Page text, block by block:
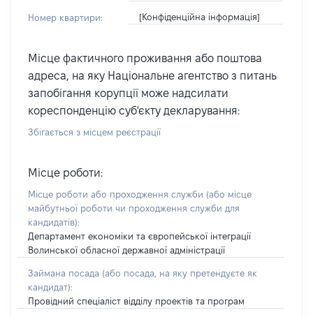
Номер квартири: [Конфіденційна інформація]
Місце фактичного проживання або поштова
адреса, на яку Національне агентство з питань
запобігання корупції може надсилати
кореспонденцію суб'єкту декларування:
Збігається з місцем реєстрації
Місце роботи:
Місце роботи або проходження служби (або місце
майбутньої роботи чи проходження служби для
кандидатів):
Департамент економіки та європейської інтеграції
Волинської обласної державної адміністрації
Займана посада (або посада, на яку претендуєте як
кандидат):
Провідний спеціаліст відділу проектів та програм